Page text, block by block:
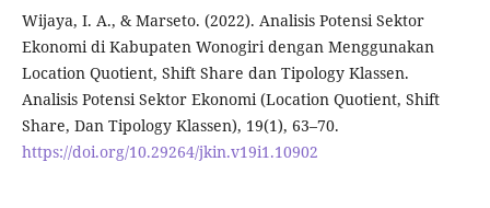
Wijaya, I. A., & Marseto. (2022). Analisis Potensi Sektor
Ekonomi di Kabupaten Wonogiri dengan Menggunakan
Location Quotient, Shift Share dan Tipology Klassen.
Analisis Potensi Sektor Ekonomi (Location Quotient, Shift
Share, Dan Tipology Klassen), 19(1), 63–70.
https://doi.org/10.29264/jkin.v19i1.10902